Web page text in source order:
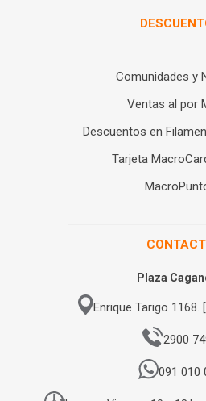
Comunidades y
Ventas al por
Descuentos en
Tarjeta
Plaza
Enrique Tarigo 1168.
2900
091 010